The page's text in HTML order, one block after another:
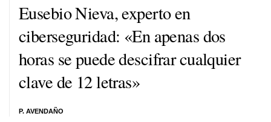
Eusebio Nieva, experto en
ciberseguridad: «En apenas dos
horas se puede descifrar cualquier
clave de 12 letras»
P. AVENDAÑO